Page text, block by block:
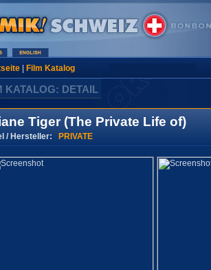
| Film Katalog
KATALOG: DETAIL
Tiger (The Private Life of)
/ Hersteller: PRIVATE